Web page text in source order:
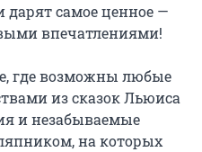
дарят самое ценное —
впечатлениями!
где возможны любые
из сказок Льюиса
и незабываемые
на которых